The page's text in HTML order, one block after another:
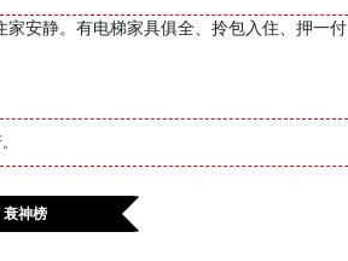
安静。有电梯家具俱全、拎包入住、押一付
衰神榜